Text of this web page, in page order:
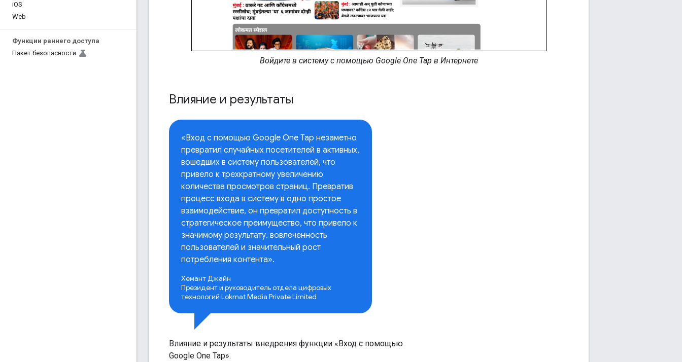
iOS
Web
Функции раннего доступа
Пакет безопасности
Войдите в систему с помощью Google One Tap в Интернете
Влияние и результаты
«Вход с помощью Google One Tap незаметно
превратил случайных посетителей в активных,
вошедших в систему пользователей, что
привело к трехкратному увеличению
количества просмотров страниц. Превратив
процесс входа в систему в одно простое
взаимодействие, он превратил доступность в
стратегическое преимущество, что привело к
значимому результату. вовлеченность
пользователей и значительный рост
потребления контента».
Хемант Джайн
Президент и руководитель отдела цифровых
технологий Lokmat Media Private Limited
Влияние и результаты внедрения функции «Вход с помощью
Google One Tap».